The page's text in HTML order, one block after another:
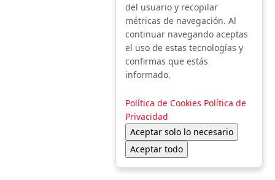
del usuario y recopilar
métricas de navegación. Al
continuar navegando aceptas
el uso de estas tecnologías y
confirmas que estás
informado.
Política de Cookies Política de
Privacidad
Aceptar solo lo necesario
Aceptar todo